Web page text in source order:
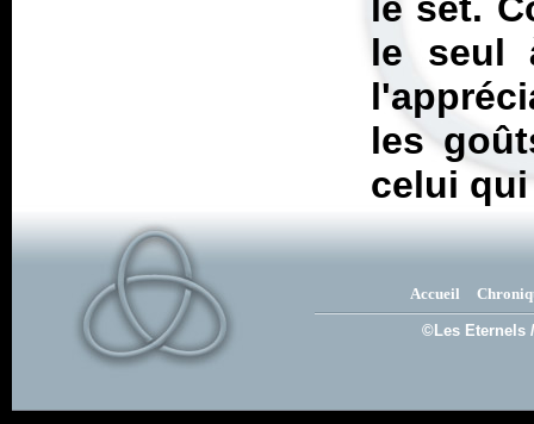
le seul
les
celui
Accueil
©Les Eternels